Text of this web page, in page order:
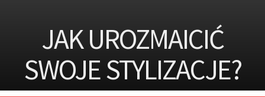
JAK UROZMAICIĆ
SWOJE STYLIZACJE?